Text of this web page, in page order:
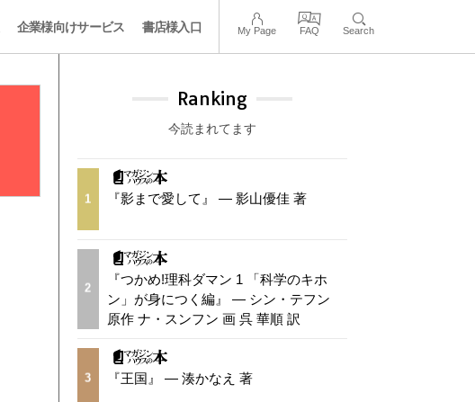
企業様向けサービス 書店様入口 My Page FAQ Search
Ranking
今読まれてます
1 『影まで愛して』 — 影山優佳 著
2
『つかめ!理科ダマン 1 「科学のキホ
ン」が身につく編』 — シン・テフン
原作 ナ・スンフン 画 呉 華順 訳
3 『王国』 — 湊かなえ 著